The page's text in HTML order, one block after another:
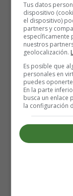
Para imprimir
Ficha
Tus datos
dispositivo
el dispositivo)
partners y
específicamente
nuestros
geolocalización.
Es posible que
personales en
puedes
En la parte
busca un enlace
la configuración